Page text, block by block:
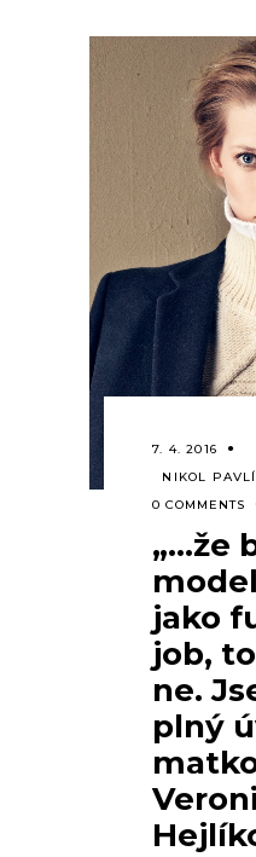
7. 4. 2016
NIKOL
0 COMMENTS
„…že
jako
job,
ne.
plný